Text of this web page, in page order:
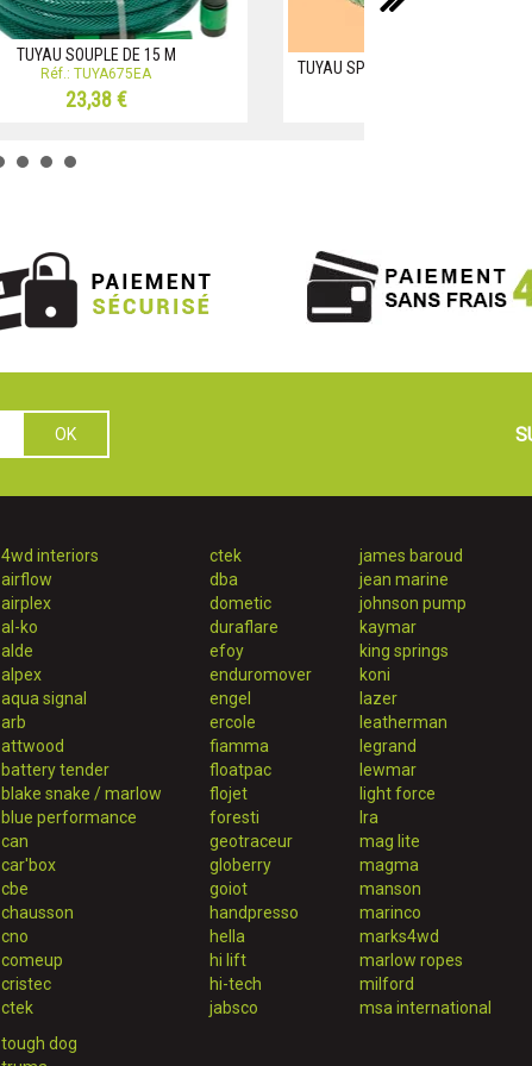
TUYAU SOUPLE DE 15 M
Réf.: TUYA675EA
23,38 €
TUYAU SPIRALE AVEC DOUCHETTE
4wd interiors
airflow
airplex
al-ko
alde
alpex
aqua signal
arb
attwood
battery tender
blake snake / marlow
blue performance
can
car'box
cbe
chausson
cno
comeup
cristec
ctek
ctek
dba
dometic
duraflare
efoy
enduromover
engel
ercole
fiamma
floatpac
flojet
foresti
geotraceur
globerry
goiot
handpresso
hella
hi lift
hi-tech
jabsco
james baroud
jean marine
johnson pump
kaymar
king springs
koni
lazer
leatherman
legrand
lewmar
light force
lra
mag lite
magma
manson
marinco
marks4wd
marlow ropes
milford
msa international
tough dog